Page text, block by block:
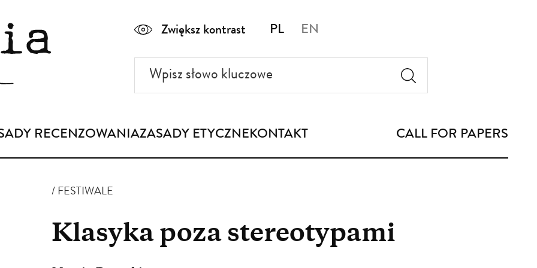
Zwiększ kontrast PL EN
słowo
kluczowe
RECENZOWANIAZASADY ETYCZNEKONTAKT CALL FOR PAPERS
FESTIWALE
Klasyka poza stereotypami